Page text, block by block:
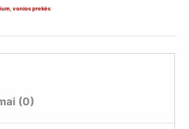
vonios prekės
(0)